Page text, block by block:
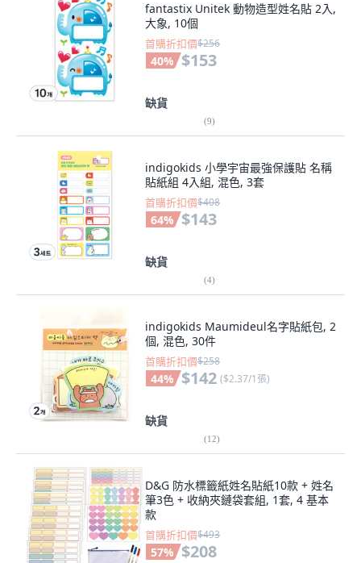
fantastix Unitek 動物造型姓名貼 2入,
大象, 10個
首購折扣價$256
40% $153
缺貨
(9)
indigokids 小學宇宙最強保護貼 名稱
貼紙組 4入組, 混色, 3套
首購折扣價$408
64% $143
缺貨
(4)
indigokids Maumideul名字貼紙包, 2
個, 混色, 30件
首購折扣價$258
44% $142 ($2.37/1張)
缺貨
(12)
D&G 防水標籤紙姓名貼紙10款 + 姓名
筆3色 + 收納夾鏈袋套組, 1套, 4 基本
款
首購折扣價$493
57% $208